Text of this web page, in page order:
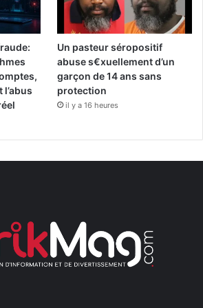
Un pasteur séropositif
abuse s€xuellement d’un
garçon de 14 ans sans
protection
il y a 16 heures